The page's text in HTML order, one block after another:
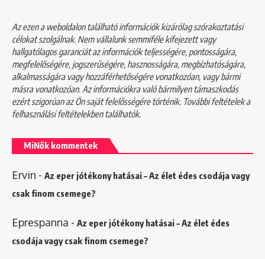
Az ezen a weboldalon található információk kizárólag szórakoztatási
célokat szolgálnak. Nem vállalunk semmiféle kifejezett vagy
hallgatólagos garanciát az információk teljességére, pontosságára,
megfelelőségére, jogszerűségére, hasznosságára, megbízhatóságára,
alkalmasságára vagy hozzáférhetőségére vonatkozóan, vagy bármi
másra vonatkozóan. Az információkra való bármilyen támaszkodás
ezért szigorúan az Ön saját felelősségére történik. További feltételek a
felhasználási feltételekbentalálhatók.
MiNők kommentek
Ervin - Az eper jótékony hatásai – Az élet édes csodája vagy
csak finom csemege?
Eprespanna - Az eper jótékony hatásai – Az élet édes
csodája vagy csak finom csemege?